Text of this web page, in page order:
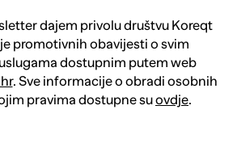
dajem privolu društvu Koreqt
promotivnih obavijesti o svim
dostupnim putem web
. Sve informacije o obradi osobnih
pravima dostupne suovdje.